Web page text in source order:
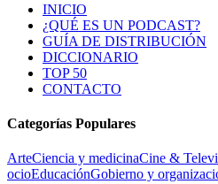
INICIO
¿QUÉ ES UN PODCAST?
GUÍA DE DISTRIBUCIÓN
DICCIONARIO
TOP 50
CONTACTO
Categorías Populares
ArteCiencia y medicinaCine &
ocioEducaciónGobierno y